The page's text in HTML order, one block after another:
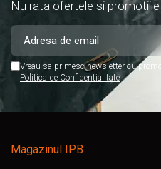
Nu rata ofertele si
Vreau sa primesc newsletter cu
Politica de Confidentialitate
Magazinul IPB